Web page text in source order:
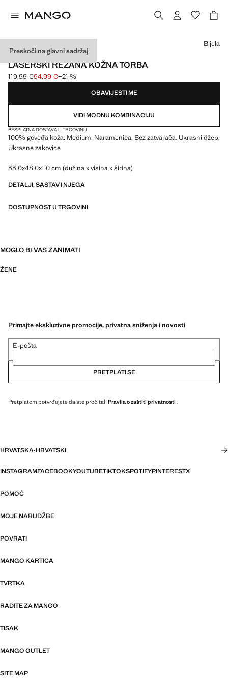
Preskoči na glavni sadržaj
KOŽA
LASERSKI REZANA KOŽNA TORBA
Početna cijena prekrižena [119,99 € ]
119,99 €
Trenutačna cijena [94,99 € ]
94,99 €−21 %
Odaberite boju
Bijela
OBAVIJESTI ME
VIDI MODNU KOMBINACIJU
BESPLATNA DOSTAVA U TRGOVINU
100% goveđa koža. Medium. Naramenica. Bez zatvarača. Ukrasni džep.
Ukrasne zakovice
33.0x48.0x1.0 cm (dužina x visina x širina)
DETALJI, SASTAV I NJEGA
DOSTUPNOST U TRGOVINI
MOGLO BI VAS ZANIMATI
ŽENE
Primajte ekskluzivne promocije, privatna sniženja i novosti
E-pošta
PRETPLATI SE
Pretplatom potvrđujete da ste pročitali Pravila o zaštiti privatnosti .
HRVATSKA·HRVATSKI
INSTAGRAMFACEBOOKYOUTUBETIKTOKSPOTIFYPINTERESTX
POMOĆ
MOJE NARUDŽBE
POVRATI
MANGO KARTICA
TVRTKA
RADITE ZA MANGO
TISAK
MANGO OUTLET
SITE MAP